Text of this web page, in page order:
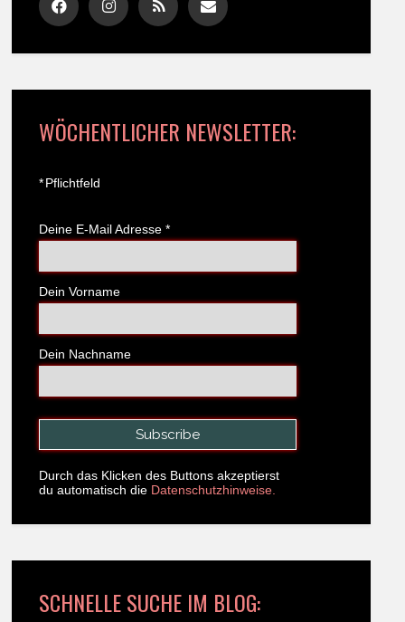
WÖCHENTLICHER NEWSLETTER:
*Pflichtfeld
Deine E-Mail Adresse *
Dein Vorname
Dein Nachname
Durch das Klicken des Buttons akzeptierst
du automatisch die Datenschutzhinweise.
SCHNELLE SUCHE IM BLOG: